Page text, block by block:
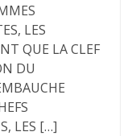
LES
QUE LA CLEF
DU
LES […]